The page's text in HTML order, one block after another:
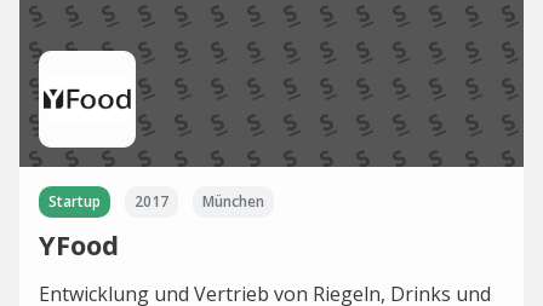
Startup 2017 München
YFood
Entwicklung und Vertrieb von Riegeln, Drinks und